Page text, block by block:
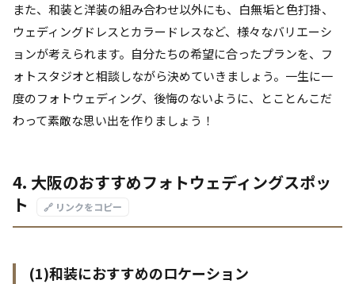
また、和装と洋装の組み合わせ以外にも、白無垢と色打掛、
ウェディングドレスとカラードレスなど、様々なバリエーシ
ョンが考えられます。自分たちの希望に合ったプランを、フ
ォトスタジオと相談しながら決めていきましょう。一生に一
度のフォトウェディング、後悔のないように、とことんこだ
わって素敵な思い出を作りましょう！
4. 大阪のおすすめフォトウェディングスポッ
ト
🔗 リンクをコピー
(1)和装におすすめのロケーション